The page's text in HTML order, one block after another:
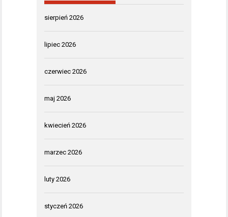
sierpień 2026
lipiec 2026
czerwiec 2026
maj 2026
kwiecień 2026
marzec 2026
luty 2026
styczeń 2026